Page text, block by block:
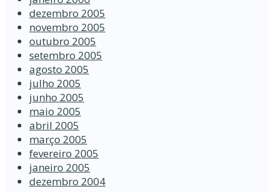
dezembro 2005
novembro 2005
outubro 2005
setembro 2005
agosto 2005
julho 2005
junho 2005
maio 2005
abril 2005
março 2005
fevereiro 2005
janeiro 2005
dezembro 2004